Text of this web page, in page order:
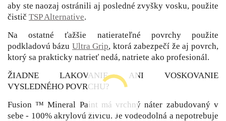
aby ste naozaj ostránili aj posledné zvyšky vosku, použite
čistič TSP Alternative.
Na ostatné ťažšie natierateľné povrchy použite
podkladovú bázu Ultra Grip, ktorá zabezpečí že aj povrch,
ktorý sa prakticky natrieť nedá, natriete ako profesionál.
ŽIADNE LAKOVANIE ANI VOSKOVANIE
VYSLEDNÉHO POVRCHU?
Fusion ™ Mineral Paint má vrchný náter zabudovaný v
sebe - 100% akrylovú živicu. Je vodeodolná a nepotrebuje